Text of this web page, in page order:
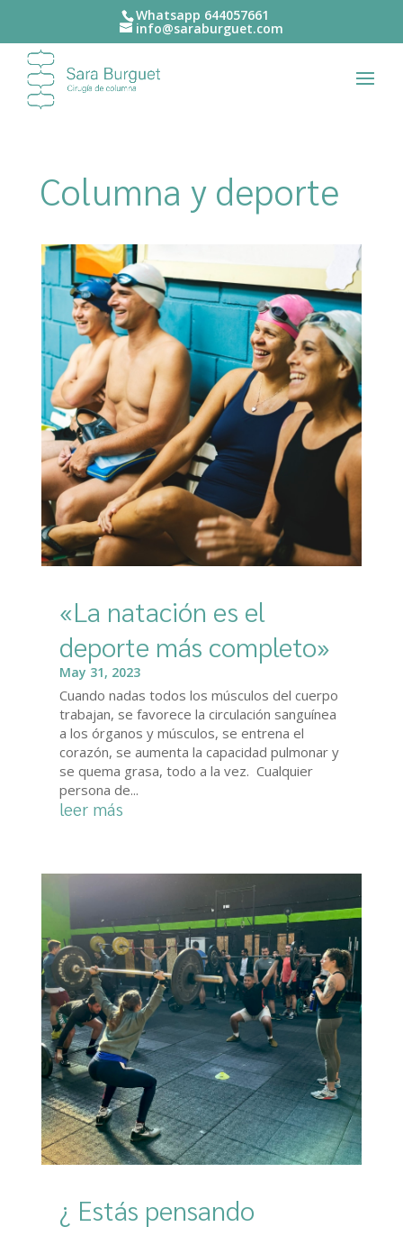
Whatsapp 644057661‬
info@saraburguet.com
Columna y deporte
«La natación es el
deporte más completo»
May 31, 2023
Cuando nadas todos los músculos del cuerpo
trabajan, se favorece la circulación sanguínea
a los órganos y músculos, se entrena el
corazón, se aumenta la capacidad pulmonar y
se quema grasa, todo a la vez. Cualquier
persona de...
leer más
¿ Estás pensando